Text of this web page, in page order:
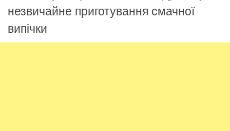
незвичайне приготування смачної
випічки